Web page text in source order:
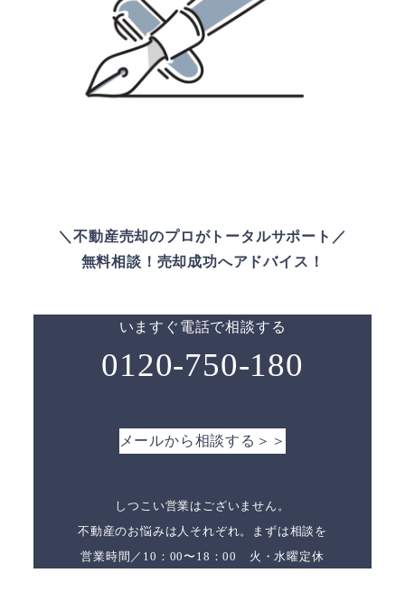
＼不動産売却のプロがトータルサポート／
無料相談！売却成功へアドバイス！
いますぐ電話で相談する
0120-750-180
メールから相談する＞＞
しつこい営業はございません。
不動産のお悩みは人それぞれ。まずは相談を
営業時間／10：00〜18：00 火・水曜定休